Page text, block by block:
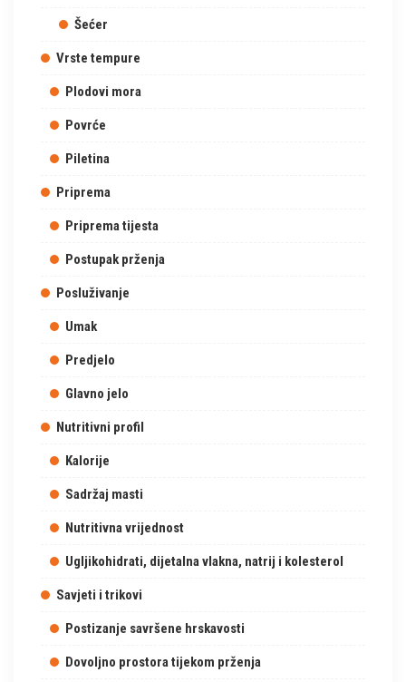
Šećer
Vrste tempure
Plodovi mora
Povrće
Piletina
Priprema
Priprema tijesta
Postupak prženja
Posluživanje
Umak
Predjelo
Glavno jelo
Nutritivni profil
Kalorije
Sadržaj masti
Nutritivna vrijednost
Ugljikohidrati, dijetalna vlakna, natrij i kolesterol
Savjeti i trikovi
Postizanje savršene hrskavosti
Dovoljno prostora tijekom prženja